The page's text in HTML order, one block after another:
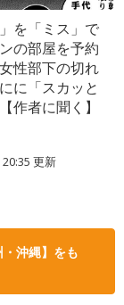
を「ミス」で
の部屋を予約
性部下の切れ
に「スカッと
作者に聞く】
更新
沖縄】をも